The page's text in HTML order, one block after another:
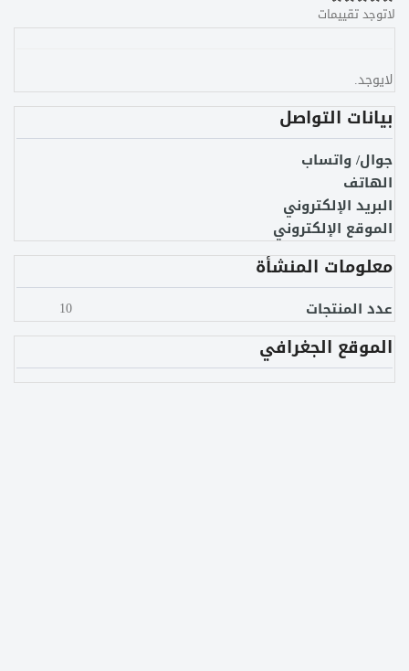
لاتوجد تقييمات
لايوجد.
بيانات التواصل
جوال/ واتساب
الهاتف
البريد الإلكتروني
الموقع الإلكتروني
معلومات المنشأة
عدد المنتجات 10
الموقع الجغرافي